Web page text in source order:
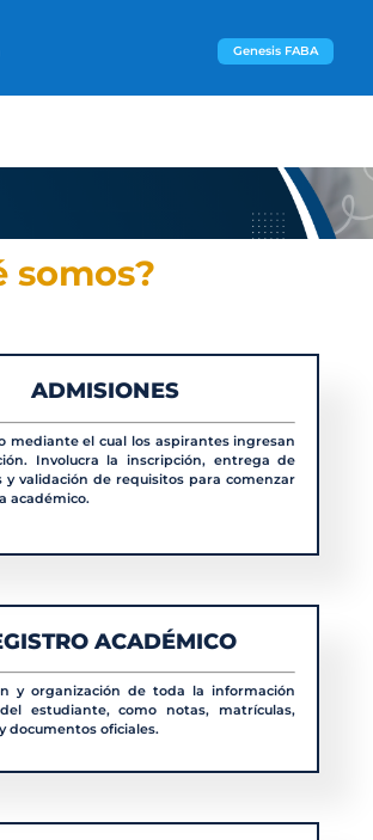
Genesis FABA
somos?
ADMISIONES
mediante el cual los aspirantes ingresan
Involucra la inscripción, entrega de
y validación de requisitos para comenzar
académico.
ACADÉMICO
y organización de toda la información
estudiante, como notas, matrículas,
documentos oficiales.